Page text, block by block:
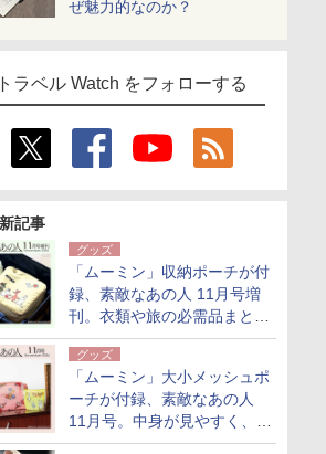
ぜ魅力的なのか？
ラベル Watch をフォローする
記事
グッズ
「ムーミン」収納ポーチが付
録、素敵なあの人 11月号増
刊。衣類や旅の必需品まとま
る大小2個セット
グッズ
「ムーミン」大小メッシュポ
ーチが付録、素敵なあの人
11月号。中身が見やすく、温
泉スパにも使える